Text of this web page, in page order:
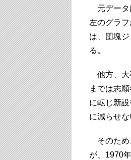
元データ
左のグラ
は、団塊
る。
他方、大
までは志
に転じ新
に減らせな
そのため
が、1970